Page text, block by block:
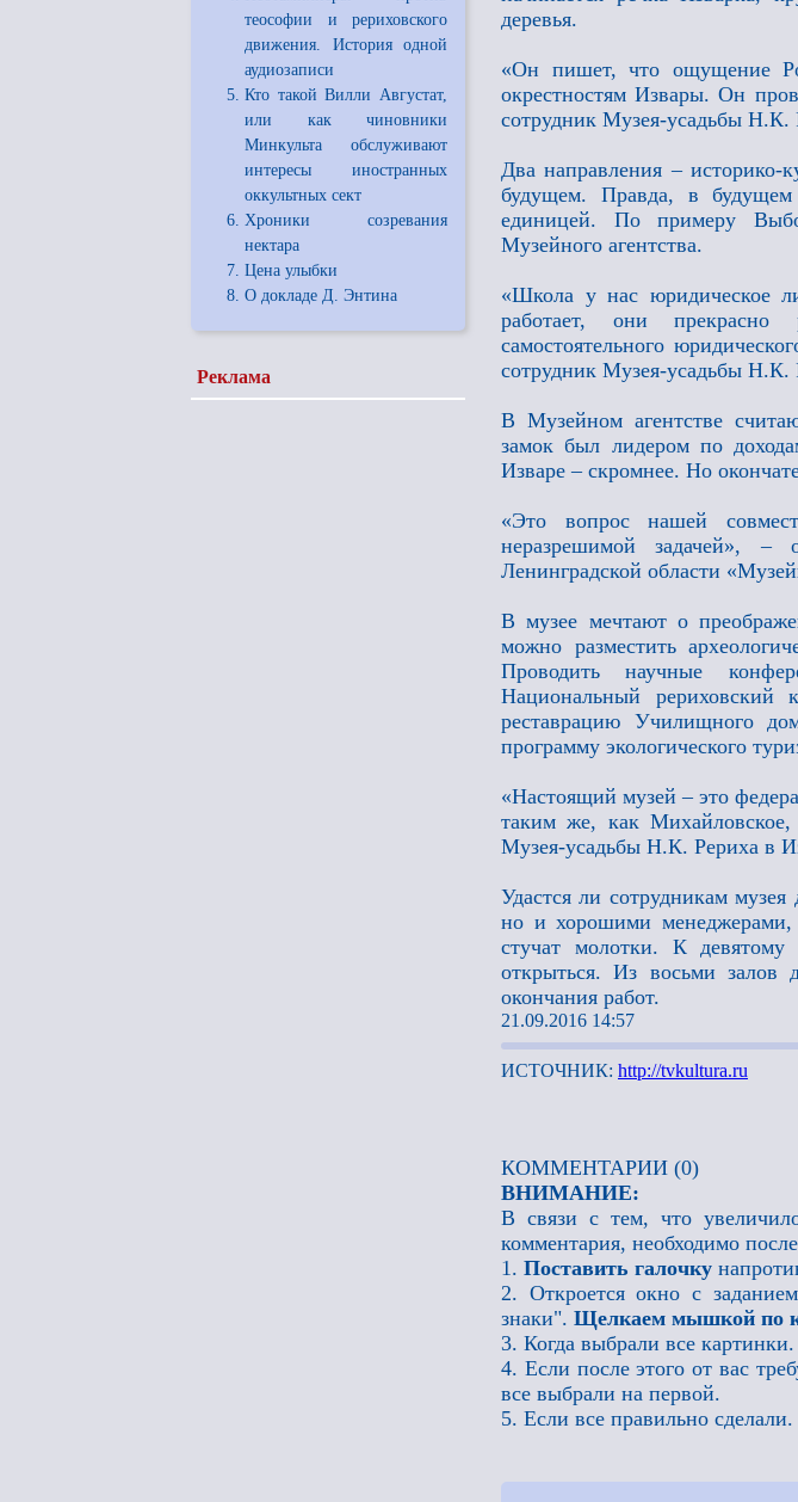
теософии и рериховского
движения. История одной
аудиозаписи
Кто такой Вилли Августат,
или как чиновники
Минкульта обслуживают
интересы иностранных
оккультных сект
Хроники созревания
нектара
Цена улыбки
О докладе Д. Энтина
Реклама
деревья.
«Он пишет, что ощущение
окрестностям Извары. Он
сотрудник Музея-усадьбы
Два направления – историко-
будущем. Правда, в будущем
единицей. По примеру
Музейного агентства.
«Школа у нас юридическое
работает, они прекрасно
самостоятельного
сотрудник Музея-усадьбы
В Музейном агентстве
замок был лидером по
Изваре – скромнее. Но
«Это вопрос нашей
неразрешимой задачей», –
Ленинградской области
В музее мечтают о
можно разместить
Проводить научные
Национальный рериховский
реставрацию Училищного
программу экологического
«Настоящий музей – это
таким же, как
Музея-усадьбы Н.К. Рериха в
Удастся ли сотрудникам
но и хорошими
стучат молотки. К
открыться. Из восьми залов
окончания работ.
21.09.2016 14:57
ИСТОЧНИК: http://tvkultura.ru
КОММЕНТАРИИ (0)
ВНИМАНИЕ:
В связи с тем, что
комментария, необходимо
1. Поставить галочку
2. Откроется окно с
знаки". Щелкаем мышкой по
3. Когда выбрали все картинки.
4. Если после этого от вас
все выбрали на первой.
5. Если все правильно сделали.